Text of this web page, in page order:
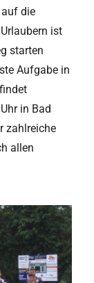
die
ist
starten
Aufgabe in
in Bad
zahlreiche
allen